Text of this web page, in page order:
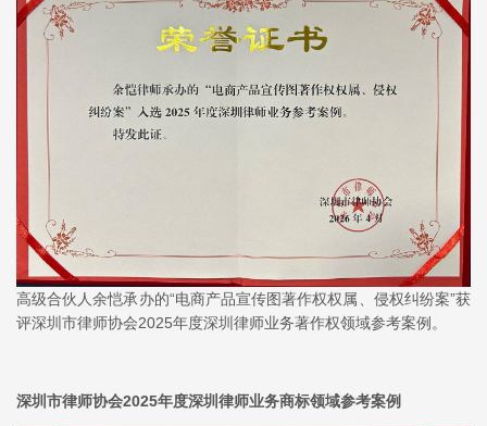
高级合伙人余恺承办的“电商产品宣传图著作权权属、侵权纠纷案”获
评深圳市律师协会2025年度深圳律师业务著作权领域参考案例。
深圳市律师协会2025年度深圳律师业务商标领域参考案例